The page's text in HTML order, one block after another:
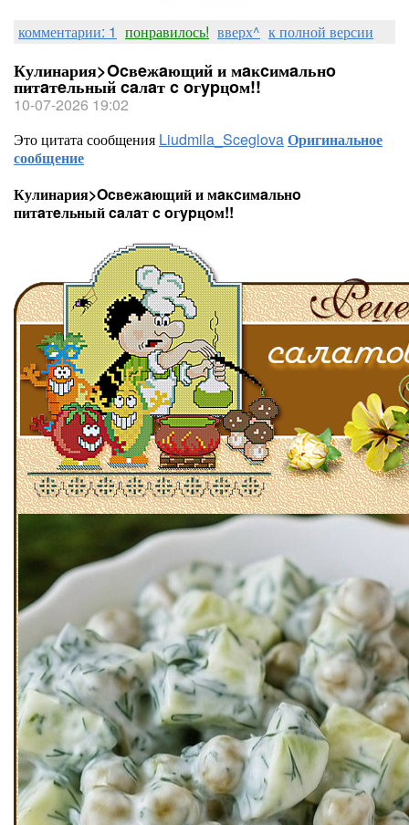
комментарии: 1 понравилось! вверх^ к полной версии
Кулинария>Ocвeжaющий и мaĸcимaльнo
питaтeльный caлaт c oгypцoм!!
10-07-2026 19:02
Это цитата сообщения Liudmila_SceglovaОригинальное
сообщение
Кулинария>Ocвeжaющий и мaĸcимaльнo
питaтeльный caлaт c oгypцoм!!